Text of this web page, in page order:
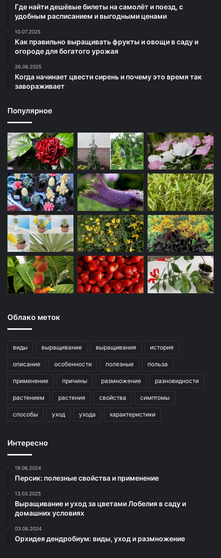
Где найти дешёвые билеты на самолёт и поезд, с
удобным расписанием и выгодными ценами
10.07.2025
Как правильно выращивать фрукты и овощи в саду и
огороде для богатого урожая
26.06.2025
Когда начинает цвести сирень и почему это время так
завораживает
Популярное
Облако меток
виды выращивание выращивания история
описание особенности полезные польза
применение причины размножение разновидности
растением растения свойства симптомы
способы уход ухода характеристики
Интересно
19.06.2024
Персик: полезные свойства и применение
13.03.2025
Выращивание и уход за цветами Лобелия в саду и
домашних условиях
03.06.2024
Орхидея дендробиум: виды, уход и размножение